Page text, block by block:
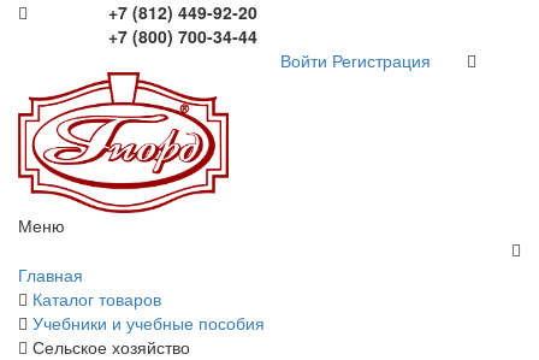
+7 (812) 449-92-20
+7 (800) 700-34-44
Войти Регистрация
Меню
Главная
Каталог товаров
Учебники и учебные пособия
Сельское хозяйство